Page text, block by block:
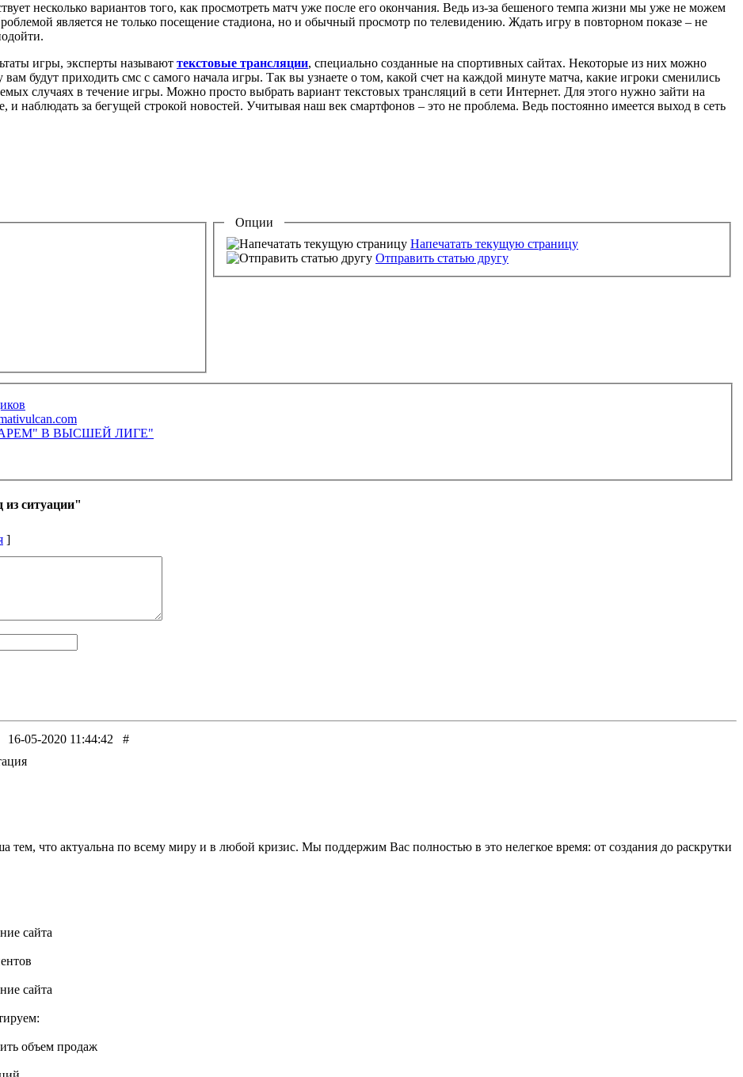
несколько вариантов того, как просмотреть матч уже после его окончания. Ведь из-за бешеного темпа жизни мы уже не можем
является не только посещение стадиона, но и обычный просмотр по телевидению. Ждать игру в повторном показе – не
игры, эксперты называют текстовые трансляции, специально созданные на спортивных сайтах. Некоторые из них можно
вам будут приходить смс с самого начала игры. Так вы узнаете о том, какой счет на каждой минуте матча, какие игроки сменились
случаях в течение игры. Можно просто выбрать вариант текстовых трансляций в сети Интернет. Для этого нужно зайти на
наблюдать за бегущей строкой новостей. Учитывая наш век смартфонов – это не проблема. Ведь постоянно имеется выход в сеть
Опции
Напечатать текущую страницу
Отправить статью другу
В ВЫСШЕЙ ЛИГЕ"
из ситуации"
]
16-05-2020 11:44:42 #
тем, что актуальна по всему миру и в любой кризис. Мы поддержим Вас полностью в это нелегкое время: от создания до раскрутки
сайта
сайта
объем продаж